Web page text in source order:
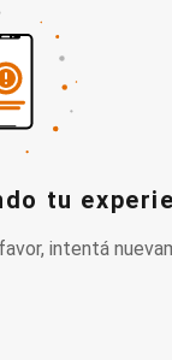
tu
intentá